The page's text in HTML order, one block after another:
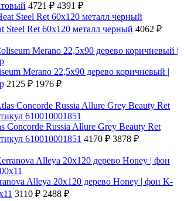
4721 ₽ 4391 ₽
Steel Ret 60х120 металл черный 4062 ₽
Merano 22,5х90 дерево коричневый |
2125 ₽ 1976 ₽
Concorde Russia Allure Grey Beauty Ret
610010001851 4170 ₽ 3878 ₽
Alleya 20х120 дерево Honey | фон K-
3110 ₽ 2488 ₽